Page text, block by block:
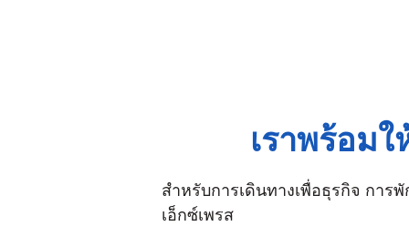
เราพร้อม
สำหรับการเดินทางเพื่อธุรกิจ กา
เอ็กซ์เพรส